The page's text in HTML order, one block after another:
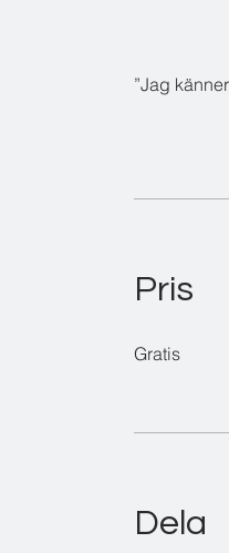
Pris
Gratis
Dela